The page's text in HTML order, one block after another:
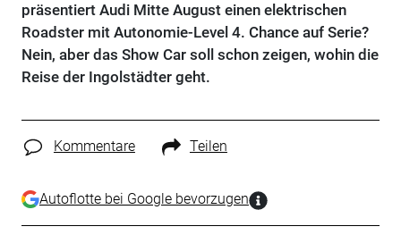
präsentiert Audi Mitte August einen elektrischen
Roadster mit Autonomie-Level 4. Chance auf Serie?
Nein, aber das Show Car soll schon zeigen, wohin die
Reise der Ingolstädter geht.
Kommentare Teilen
Autoflotte bei Google bevorzugen